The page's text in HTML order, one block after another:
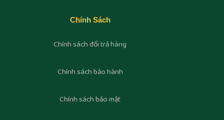
Chính Sách
Chính sách đổi trả hàng
Chính sách bảo hành
Chính sách bảo mật